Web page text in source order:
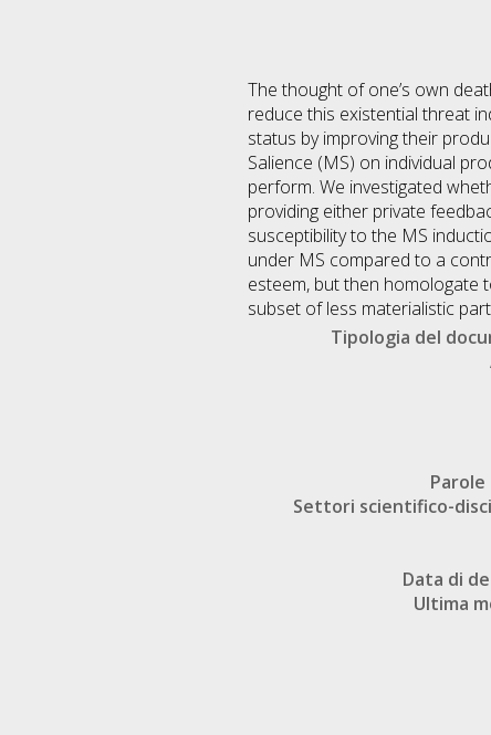
The thought of one’s own
reduce this existential threat
status by improving their
Salience (MS) on individual
perform. We investigated
providing either private
susceptibility to the MS
under MS compared to a
esteem, but then homologate
subset of less materialistic
Tipologia del
Parole
Settori scientifico-
Data di
Ultima